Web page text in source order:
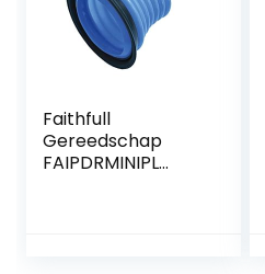
Faithfull
Gereedschap
FAIPDRMINIPL